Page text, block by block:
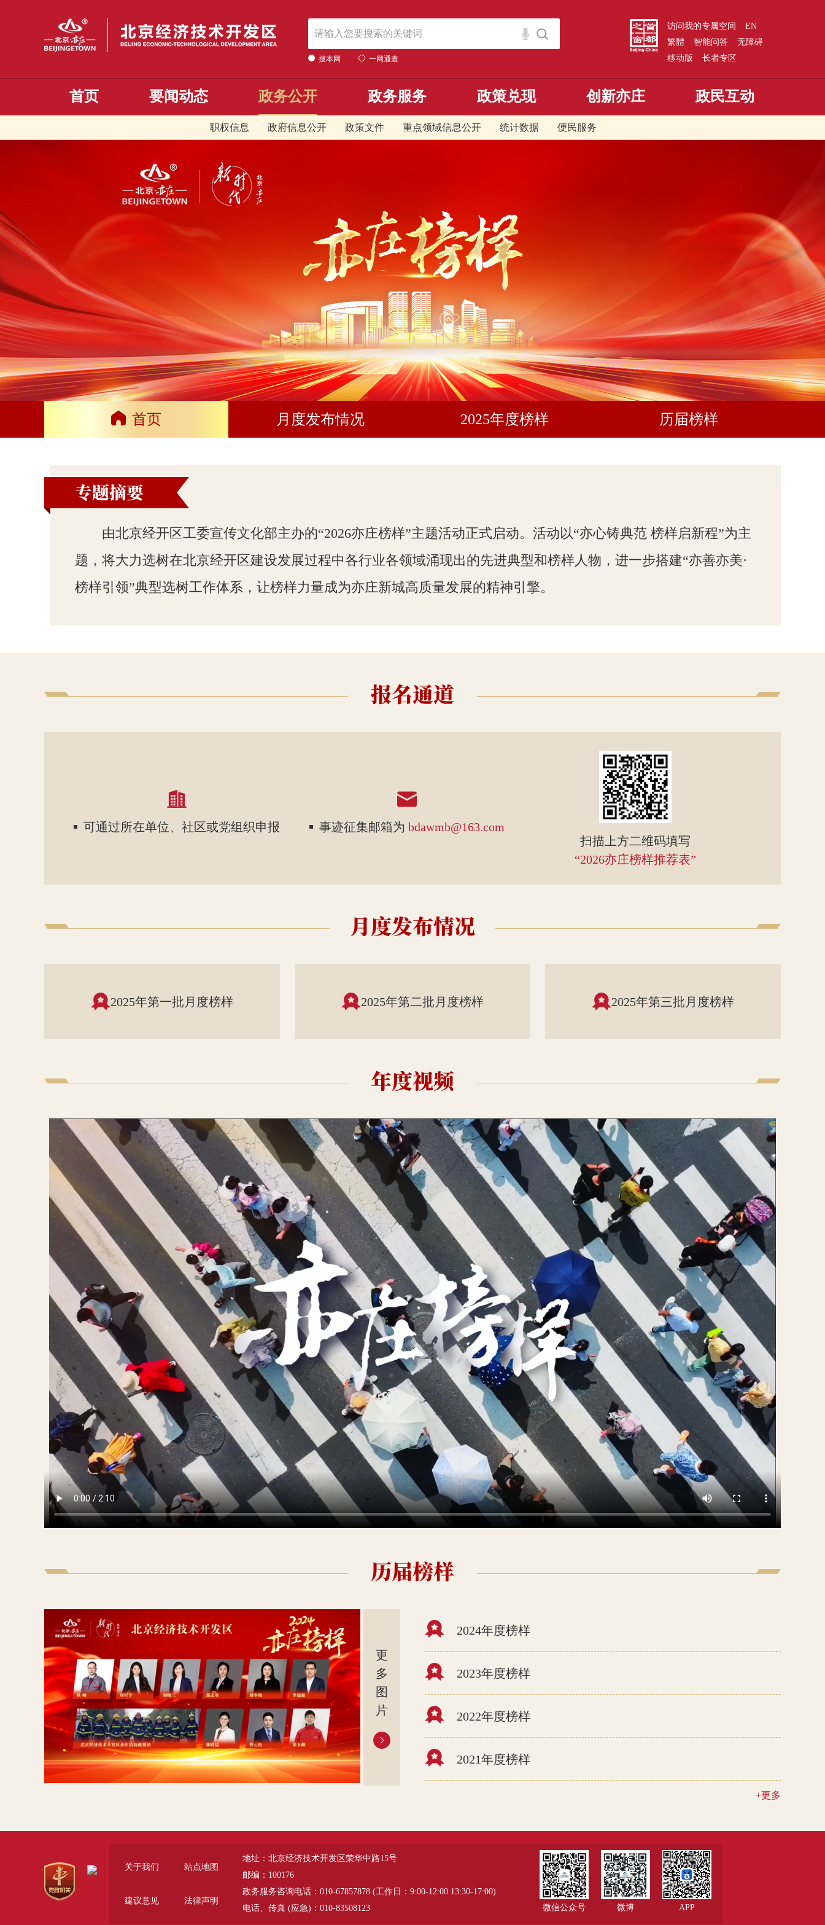
搜本网 一网通查
访问我的专属空间
EN
繁體
智能问答
无障碍
移动版
长者专区
首页 要闻动态 政务公开
职权信息 政府信息公开 政策文件 重点领域信息公开 统计数据 便民服务
政务服务 政策兑现 创新亦庄 政民互动
首页 月度发布情况 2025年度榜样 历届榜样
由北京经开区工委宣传文化部主办的“2026亦庄榜样”主题活动正式启动。活动以“亦心铸典范 榜样启新程”为主
题，将大力选树在北京经开区建设发展过程中各行业各领域涌现出的先进典型和榜样人物，进一步搭建“亦善亦美·
榜样引领”典型选树工作体系，让榜样力量成为亦庄新城高质量发展的精神引擎。
可通过所在单位、社区或党组织申报 事迹征集邮箱为 bdawmb@163.com
扫描上方二维码填写
“2026亦庄榜样推荐表”
2025年第一批月度榜样 2025年第二批月度榜样 2025年第三批月度榜样
更
多
图
片
2024年度榜样
2023年度榜样
2022年度榜样
2021年度榜样
+更多
关于我们 站点地图
建议意见 法律声明
地址：北京经济技术开发区荣华中路15号
邮编：100176
政务服务咨询电话：010-67857878 (工作日：9:00-12:00 13:30-17:00)
电话、传真 (应急)：010-83508123
微信公众号 微博 APP